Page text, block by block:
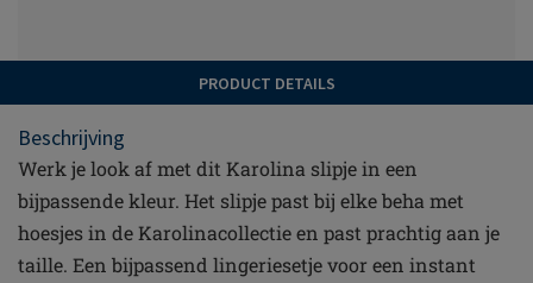
PRODUCT DETAILS
Beschrijving
Werk je look af met dit Karolina slipje in een
bijpassende kleur. Het slipje past bij elke beha met
hoesjes in de Karolinacollectie en past prachtig aan je
taille. Een bijpassend lingeriesetje voor een instant